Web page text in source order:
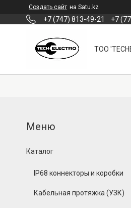
Создать сайт на Satu.kz
+7 (747) 813-49-21 +7
ТОО
Каталог
IP68 коннекторы и коробки
Кабельная протяжка (УЗК)